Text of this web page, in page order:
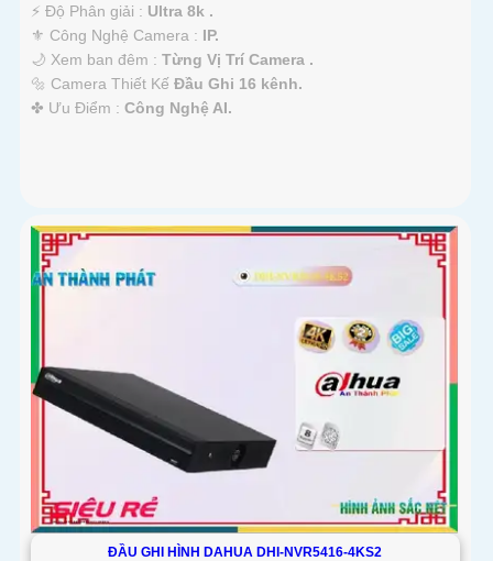
️⚡ Độ Phân giải : Ultra 8k .
⚜️ Công Nghệ Camera : IP.
🌙 Xem ban đêm : Từng Vị Trí Camera .
🔩 Camera Thiết Kế Đầu Ghi 16 kênh.
️✤ Ưu Điểm : Công Nghệ AI.
ĐẦU GHI HÌNH DAHUA DHI-NVR5416-4KS2